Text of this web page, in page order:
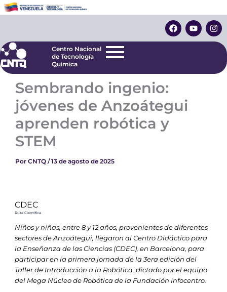
al
F
a
c
o
Y
o
u
e
I
n
s
r
Centro Nacional
de Tecnología
Centro Nacional
de Tecnología
Química
Sembrando ingenio:
jóvenes de Anzoátegui
aprenden robótica y
STEM
Por CNTQ /13 de agosto de 2025
CDEC
Ruta Científica
Niños y niñas, entre 8 y 12 años, provenientes de diferentes
sectores de Anzoátegui, llegaron al Centro Didáctico para
la Enseñanza de las Ciencias (CDEC), en Barcelona, para
participar en la primera jornada de la 3era edición del
Taller de Introducción a la Robótica, dictado por el equipo
del Mega Núcleo de Robótica de la Fundación Infocentro.